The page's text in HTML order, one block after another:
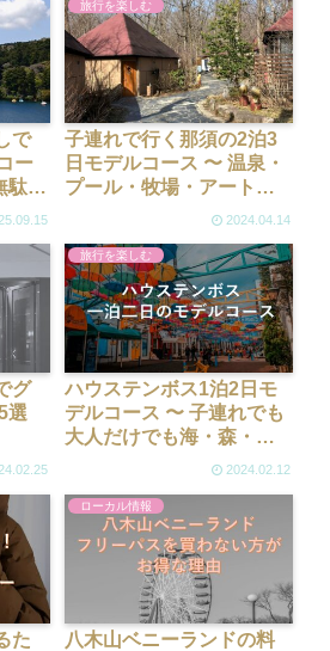
で
ー
駄な
旅行を楽しむ
子連れで行く那須の2泊3
日モデルコース 〜 温泉・
プール・牧場・アートを
満喫できる自然に近い良
2024.04.14
グ
選
旅行を楽しむ
ハウステンボス1泊2日モ
デルコース 〜 子連れでも
大人だけでも海・森・工
芸を楽しめるおすすめ旅
2024.02.12
た
ローカル情報
八木山ベニーランドの料